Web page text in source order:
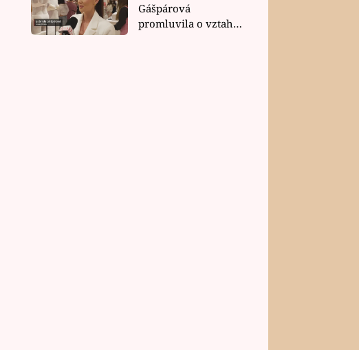
Gášpárová
promluvila o vztahu